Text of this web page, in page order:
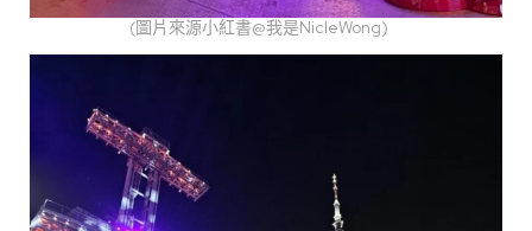
(圖片來源小紅書@我是NicleWong)